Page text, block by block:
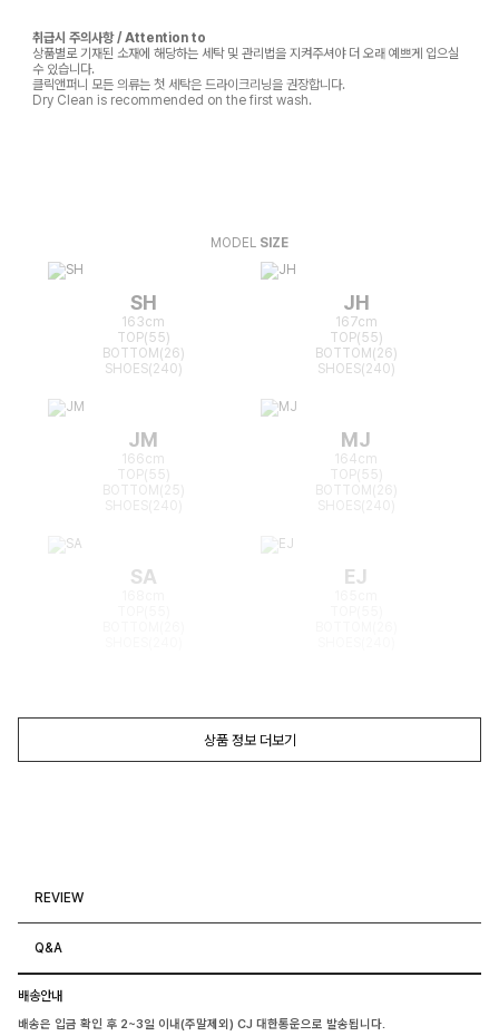
취급시 주의사항 / Attention to
상품별로 기재된 소재에 해당하는 세탁 및 관리법을 지켜주셔야 더 오래 예쁘게 입으실
수 있습니다.
클릭앤퍼니 모든 의류는 첫 세탁은 드라이크리닝을 권장합니다.
Dry Clean is recommended on the first wash.
MODEL SIZE
SH
163cm
TOP(55)
BOTTOM(26)
SHOES(240)
JH
167cm
TOP(55)
BOTTOM(26)
SHOES(240)
JM
166cm
TOP(55)
BOTTOM(25)
MJ
164cm
TOP(55)
BOTTOM(26)
SA EJ
상품 정보 더보기
REVIEW
Q&A
배송안내
배송은 입금 확인 후 2~3일 이내(주말제외) CJ 대한통운으로 발송됩니다.